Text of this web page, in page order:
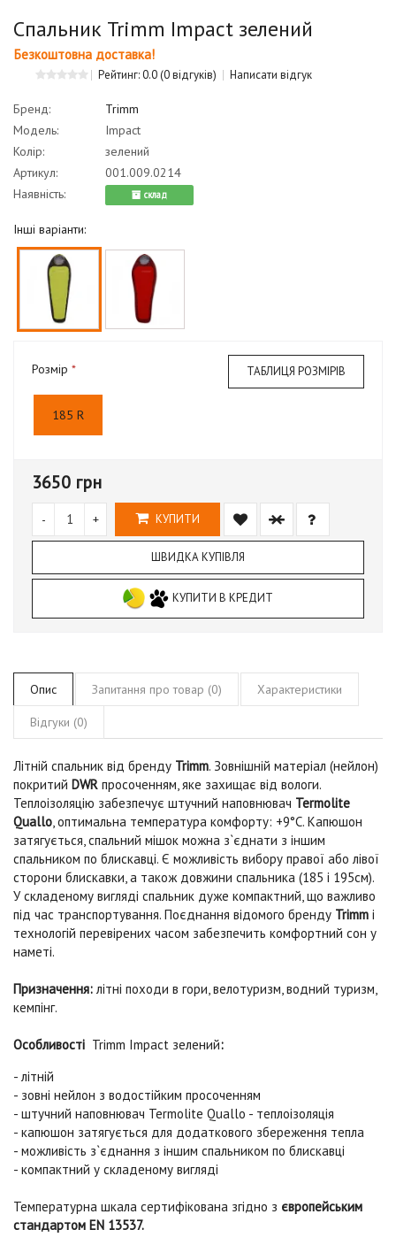
Спальник Trimm Impact зелений
Безкоштовна доставка!
Рейтинг: 0.0(0 відгуків) Написати відгук
Бренд:
Trimm
Модель:
Impact
Колір:
зелений
Артикул:
001.009.0214
Наявність:
cклад
Інші варіанти:
Розмір ТАБЛИЦЯ РОЗМІРІВ
185 R
3650 грн
- + КУПИТИ
ШВИДКА КУПІВЛЯ
КУПИТИ В КРЕДИТ
Опис Запитання про товар (0) Характеристики
Відгуки (0)
Літній спальник від бренду Trimm. Зовнішній матеріал (нейлон)
покритий DWR просоченням, яке захищає від вологи.
Теплоізоляцію забезпечує штучний наповнювач Termolite
Quallo , оптимальна температура комфорту: +9°C. Капюшон
затягується, спальний мішок можна з`єднати з іншим
спальником по блискавці. Є можливість вибору правої або лівої
сторони блискавки, а також довжини спальника (185 і 195см).
У складеному вигляді спальник дуже компактний, що важливо
під час транспортування. Поєднання відомого бренду Trimm і
технологій перевірених часом забезпечить комфортний сон у
наметі.
Призначення: літні походи в гори, велотуризм, водний туризм,
кемпінг.
Особливості Trimm Impact зелений:
- літній
- зовні нейлон з водостійким просоченням
- штучний наповнювач Termolite Quallo - теплоізоляція
- капюшон затягується для додаткового збереження тепла
- можливість з`єднання з іншим спальником по блискавці
- компактний у складеному вигляді
Температурна шкала сертифікована згідно з європейським
стандартом EN 13537.